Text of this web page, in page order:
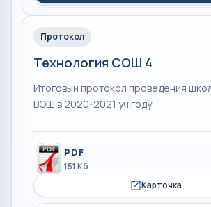
Протокол
Технология СОШ 4
Итоговый протокол проведения
ВОШ в 2020-2021 уч.году
PDF
151 Кб
Карточка